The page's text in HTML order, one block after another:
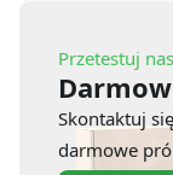
Przetestuj
Skontaktuj
darmowe